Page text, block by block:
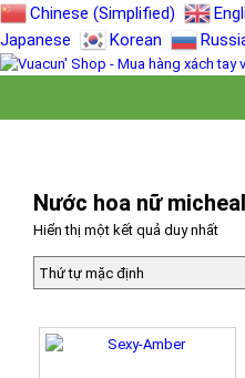
Chinese (Simplified)
Japanese
Korean
Nước hoa nữ
Hiển thị một kết quả duy nhất